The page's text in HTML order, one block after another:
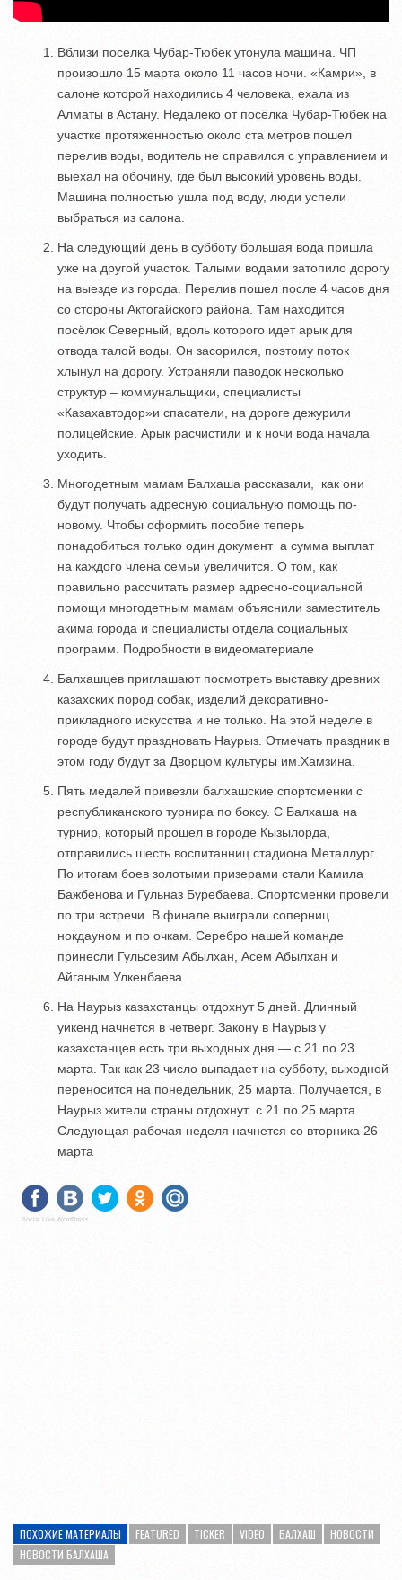
Вблизи поселка Чубар-Тюбек утонула машина. ЧП
произошло 15 марта около 11 часов ночи. «Камри», в
салоне которой находились 4 человека, ехала из
Алматы в Астану. Недалеко от посёлка Чубар-Тюбек на
участке протяженностью около ста метров пошел
перелив воды, водитель не справился с управлением и
выехал на обочину, где был высокий уровень воды.
Машина полностью ушла под воду, люди успели
выбраться из салона.
На следующий день в субботу большая вода пришла
уже на другой участок. Талыми водами затопило дорогу
на выезде из города. Перелив пошел после 4 часов дня
со стороны Актогайского района. Там находится
посёлок Северный, вдоль которого идет арык для
отвода талой воды. Он засорился, поэтому поток
хлынул на дорогу. Устраняли паводок несколько
структур – коммунальщики, специалисты
«Казахавтодор»и спасатели, на дороге дежурили
полицейские. Арык расчистили и к ночи вода начала
уходить.
Многодетным мамам Балхаша рассказали, как они
будут получать адресную социальную помощь по-
новому. Чтобы оформить пособие теперь
понадобиться только один документ а сумма выплат
на каждого члена семьи увеличится. О том, как
правильно рассчитать размер адресно-социальной
помощи многодетным мамам объяснили заместитель
акима города и специалисты отдела социальных
программ. Подробности в видеоматериале
Балхашцев приглашают посмотреть выставку древних
казахских пород собак, изделий декоративно-
прикладного искусства и не только. На этой неделе в
городе будут праздновать Наурыз. Отмечать праздник в
этом году будут за Дворцом культуры им.Хамзина.
Пять медалей привезли балхашские спортсменки с
республиканского турнира по боксу. С Балхаша на
турнир, который прошел в городе Кызылорда,
отправились шесть воспитанниц стадиона Металлург.
По итогам боев золотыми призерами стали Камила
Бажбенова и Гульназ Буребаева. Спортсменки провели
по три встречи. В финале выиграли соперниц
нокдауном и по очкам. Серебро нашей команде
принесли Гульсезим Абылхан, Асем Абылхан и
Айганым Улкенбаева.
На Наурыз казахстанцы отдохнут 5 дней. Длинный
уикенд начнется в четверг. Закону в Наурыз у
казахстанцев есть три выходных дня — с 21 по 23
марта. Так как 23 число выпадает на субботу, выходной
переносится на понедельник, 25 марта. Получается, в
Наурыз жители страны отдохнут с 21 по 25 марта.
Следующая рабочая неделя начнется со вторника 26
марта
Social Like WordPress
ПОХОЖИЕ МАТЕРИАЛЫ FEATURED TICKER VIDEO БАЛХАШ
НОВОСТИ
НОВОСТИ БАЛХАША